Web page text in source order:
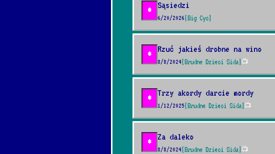
* Sąsiedzi
6/20/2026 [Big Cyc]
* Rzuć jakieś drobne na wino
8/8/2024 [Brudne Dzieci Sida] 📺
* Trzy akordy darcie mordy
1/12/2025 [Brudne Dzieci Sida] 📺
* Za daleko
8/8/2024 [Brudne Dzieci Sida] 📺